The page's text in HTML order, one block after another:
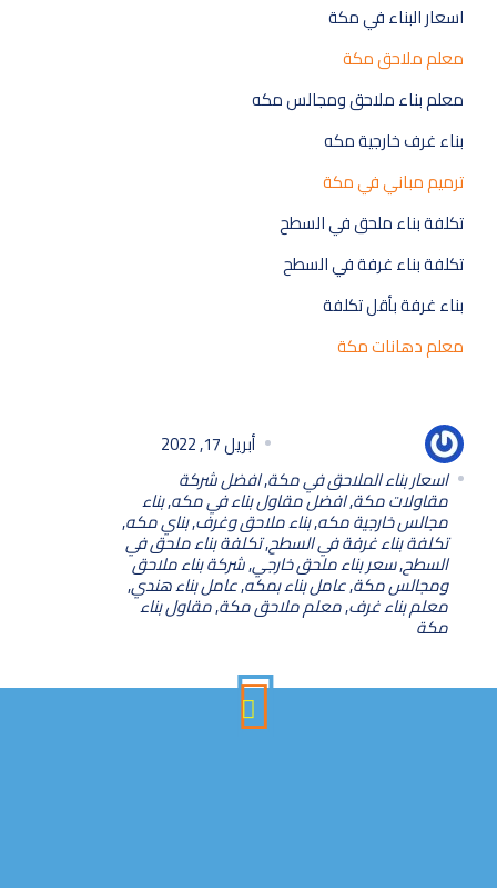
اسعار البناء في مكة
معلم ملاحق مكة
معلم بناء ملاحق ومجالس مكه
بناء غرف خارجية مكه
ترميم مباني في مكة
تكلفة بناء ملحق في السطح
تكلفة بناء غرفة في السطح
بناء غرفة بأقل تكلفة
معلم دهانات مكة
أبريل 17, 2022
اسعار بناء الملاحق في مكة,افضل شركة
مقاولات مكة,افضل مقاول بناء في مكه,بناء
مجالس خارجية مكه,بناء ملاحق وغرف,بناي مكه,
تكلفة بناء غرفة في السطح,تكلفة بناء ملحق في
السطح,سعر بناء ملحق خارجي,شركة بناء ملاحق
ومجالس مكة,عامل بناء بمكه,عامل بناء هندي,
معلم بناء غرف,معلم ملاحق مكة,مقاول بناء
مكة